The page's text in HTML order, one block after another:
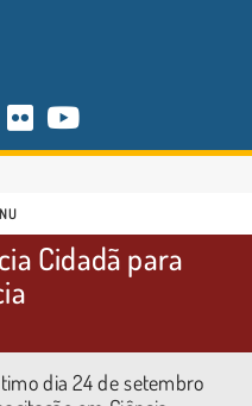
Cidadã para
dia 24 de setembro